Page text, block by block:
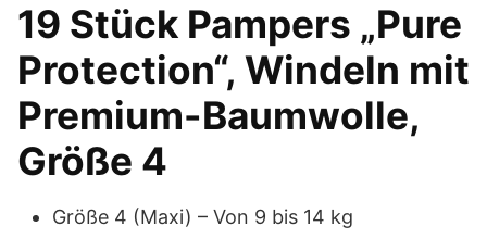
19 Stück Pampers „Pure
Protection“, Windeln mit
Premium-Baumwolle,
Größe 4
Größe 4 (Maxi) – Von 9 bis 14 kg